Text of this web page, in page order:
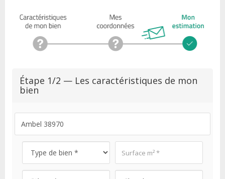
Étape 1/2 — Les caractéristiques de mon
bien